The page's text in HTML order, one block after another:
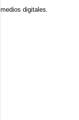
medios digitales.